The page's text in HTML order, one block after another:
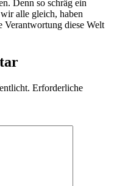
Denn so schräg ein
alle gleich, haben
Verantwortung diese Welt
Erforderliche